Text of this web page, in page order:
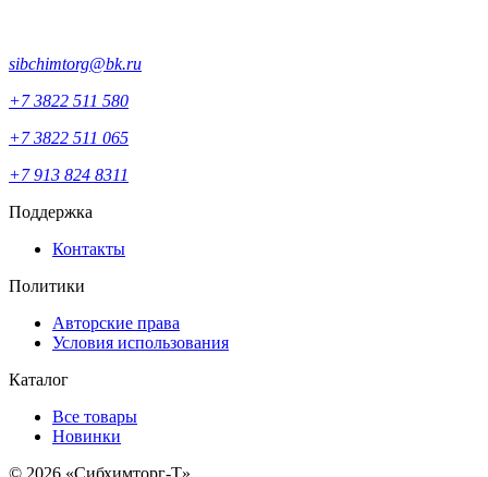
sibchimtorg@bk.ru
+7 3822 511 580
+7 3822 511 065
+7 913 824 8311
Поддержка
Контакты
Политики
Авторские права
Условия использования
Каталог
Все товары
Новинки
© 2026 «Сибхимторг-Т»